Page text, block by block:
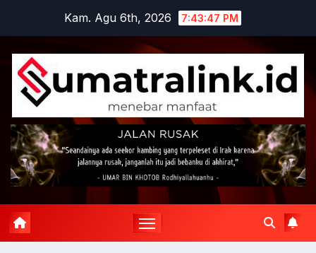
content
Kam. Agu 6th, 2026 7:43:48 PM